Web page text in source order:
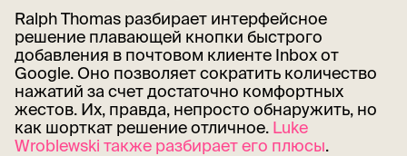
Ralph Thomas разбирает интерфейсное
решение плавающей кнопки быстрого
добавления в почтовом клиенте Inbox от
Google. Оно позволяет сократить количество
нажатий за счет достаточно комфортных
жестов. Их, правда, непросто обнаружить, но
как шорткат решение отличное. Luke
Wroblewski также разбирает его плюсы.